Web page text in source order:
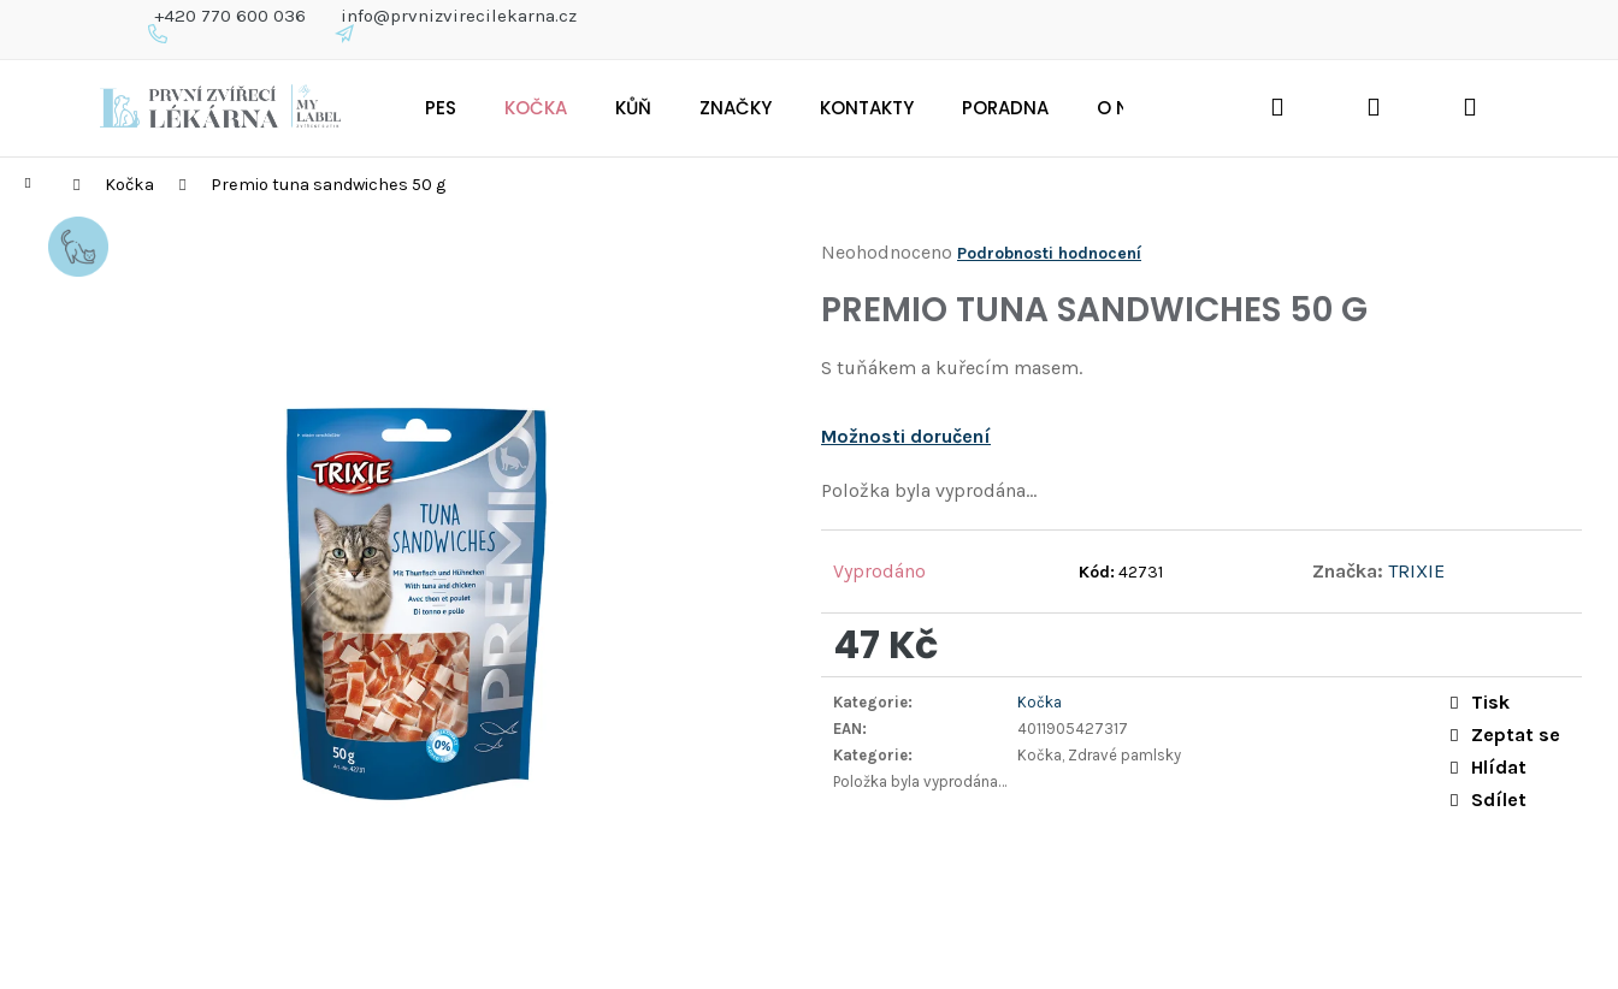
+420 770 600 036 info@prvnizvirecilekarna.cz
PES KOČKA KŮŇ ZNAČKY KONTAKTY PORADNA O NÁS Hledat PřihlášeníNákupní
Domů Kočka Premio tuna sandwiches 50 g
Průměrné
produktu
5
hvězdiček.
Neohodnoceno Podrobnosti hodnocení
PREMIO TUNA SANDWICHES 50 G
S tuňákem a kuřecím masem.
Možnosti doručení
Položka byla vyprodána…
Vyprodáno Kód: 42731 Značka: TRIXIE
47 Kč
Měrná
cena:
Kategorie:
Kočka
EAN:
4011905427317
Kategorie:
Kočka, Zdravé pamlsky
Položka byla vyprodána…
Tisk
Zeptat se
Hlídat
Sdílet
obchodu
obchodu
CO POTŘEBUJETE NAJÍT?